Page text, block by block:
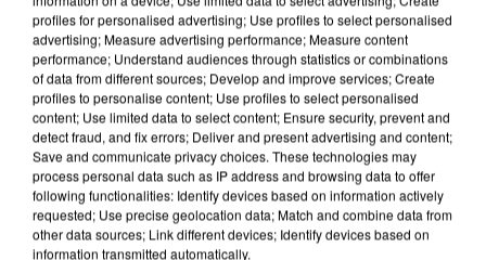
APRÈS TOUTES CES CANICULES, LES REFUGES
DE FAUNE SAUVAGE SONT...
profiles for personalised advertising; Use profiles to select personalised
advertising; Measure advertising performance; Measure content
performance; Understand audiences through statistics or combinations
of data from different sources; Develop and improve services; Create
profiles to personalise content; Use profiles to select personalised
content; Use limited data to select content; Ensure security, prevent and
detect fraud, and fix errors; Deliver and present advertising and content;
Save and communicate privacy choices. These technologies may
process personal data such as IP address and browsing data to offer
following functionalities: Identify devices based on information actively
requested; Use precise geolocation data; Match and combine data from
other data sources; Link different devices; Identify devices based on
information transmitted automatically.